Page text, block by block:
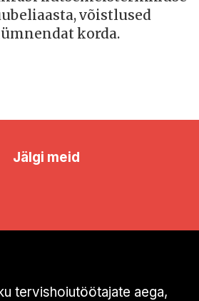
võistlused
korda.
Jälgi meid
tervishoiutöötajate aega,